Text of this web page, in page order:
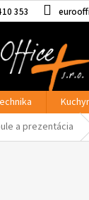
353
a prezentácia